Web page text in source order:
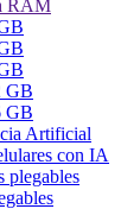
RAM
GB
GB
Artificial
con IA
plegables